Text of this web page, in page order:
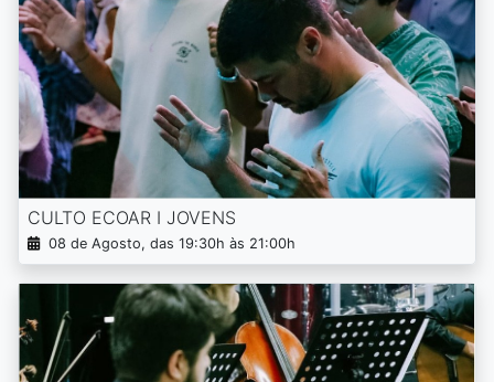
CULTO ECOAR I JOVENS
08 de Agosto, das 19:30h às 21:00h